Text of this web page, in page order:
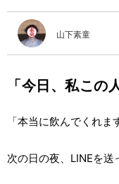
山下素童
「今日、私この
「本当に飲んでくれま
次の日の夜、LINEを送